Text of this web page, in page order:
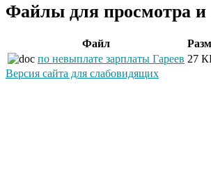
Файлы для просмотра и
Файл
по невыплате зарплаты Гареев 27
Версия сайта для слабовидящих